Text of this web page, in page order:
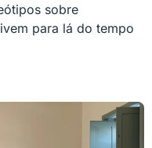
sobre
para lá do tempo